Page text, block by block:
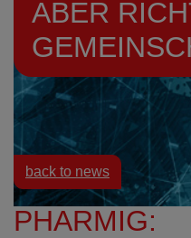
ABER
Resources News
back to news
PHARMIG: